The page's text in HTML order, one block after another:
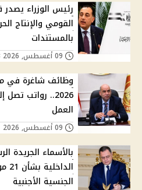
رئيس الوزراء يصدر
القومي والإنتاج
بالمستندات
وظائف شاغرة
العمل
بالأسماء الجريدة
الجنسية الأجنبية